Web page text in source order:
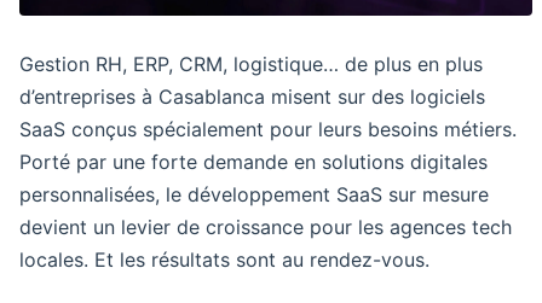
Gestion RH, ERP, CRM, logistique… de plus en plus
d’entreprises à Casablanca misent sur des logiciels
SaaS conçus spécialement pour leurs besoins métiers.
Porté par une forte demande en solutions digitales
personnalisées, le développement SaaS sur mesure
devient un levier de croissance pour les agences tech
locales. Et les résultats sont au rendez-vous.